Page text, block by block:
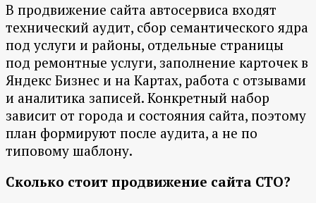
В продвижение сайта автосервиса входят
технический аудит, сбор семантического ядра
под услуги и районы, отдельные страницы
под ремонтные услуги, заполнение карточек в
Яндекс Бизнес и на Картах, работа с отзывами
и аналитика записей. Конкретный набор
зависит от города и состояния сайта, поэтому
план формируют после аудита, а не по
типовому шаблону.
Сколько стоит продвижение сайта СТО?